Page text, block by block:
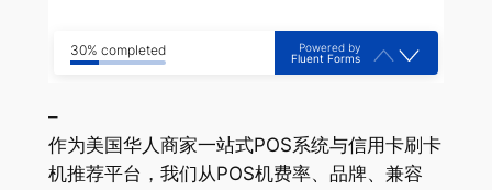
30% completed
Powered by
Fluent Forms
–
作为美国华人商家一站式POS系统与信用卡刷卡
机推荐平台，我们从POS机费率、品牌、兼容